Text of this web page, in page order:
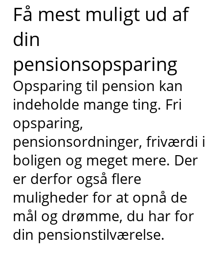
Få mest muligt ud af
din
pensionsopsparing
Opsparing til pension kan
indeholde mange ting. Fri
opsparing,
pensionsordninger, friværdi i
boligen og meget mere. Der
er derfor også flere
muligheder for at opnå de
mål og drømme, du har for
din pensionstilværelse.